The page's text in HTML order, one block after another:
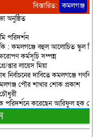
বিস্তারিত: কমলগঞ্জ
অনুষ্ঠিত
পরিদর্শন
: কমলগঞ্জে বহুল আলোচিত স্কুল
কর্মসূচি সম্পন্ন
প্তার লায়েস মিয়া
দাবিতে কমলগঞ্জে
পৌর শাখার শোক প্রকাশ
পরিদর্শনে করেছেন আরিফুল হক